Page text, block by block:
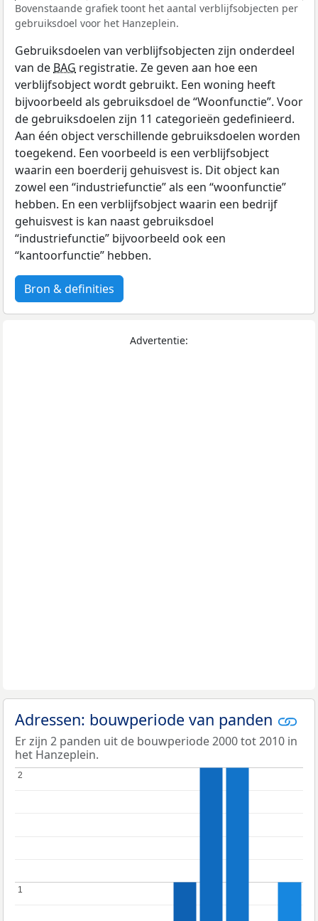
Bovenstaande grafiek toont het aantal verblijfsobjecten per
gebruiksdoel voor het Hanzeplein.
Gebruiksdoelen van verblijfsobjecten zijn onderdeel
van de BAG registratie. Ze geven aan hoe een
verblijfsobject wordt gebruikt. Een woning heeft
bijvoorbeeld als gebruiksdoel de “Woonfunctie”. Voor
de gebruiksdoelen zijn 11 categorieën gedefinieerd.
Aan één object verschillende gebruiksdoelen worden
toegekend. Een voorbeeld is een verblijfsobject
waarin een boerderij gehuisvest is. Dit object kan
zowel een “industriefunctie” als een “woonfunctie”
hebben. En een verblijfsobject waarin een bedrijf
gehuisvest is kan naast gebruiksdoel
“industriefunctie” bijvoorbeeld ook een
“kantoorfunctie” hebben.
Bron & definities
Advertentie:
Adressen: bouwperiode van panden
Er zijn 2 panden uit de bouwperiode 2000 tot 2010 in
het Hanzeplein.
1
1
2
2